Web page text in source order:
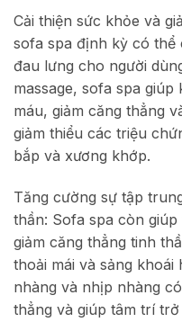
Cải thiện sức khỏe và
sofa spa định kỳ có thể
đau lưng cho người
massage, sofa spa
máu, giảm căng thẳng
giảm thiểu các triệu
bắp và xương khớp.
Tăng cường sự tập
thần: Sofa spa còn
giảm căng thẳng tinh
thoải mái và sảng khoái
nhàng và nhịp nhàng
thẳng và giúp tâm trí